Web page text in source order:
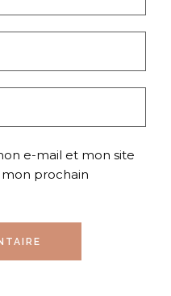
e-mail et mon site
prochain